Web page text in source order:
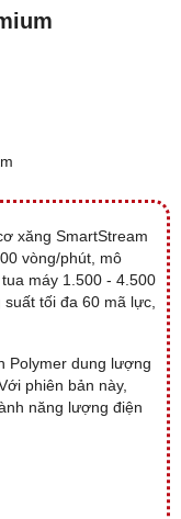
xăng SmartStream
vòng/phút, mô
máy 1.500 - 4.500
tối đa 60 mã lực,
Polymer dung lượng
phiên bản này,
năng lượng điện